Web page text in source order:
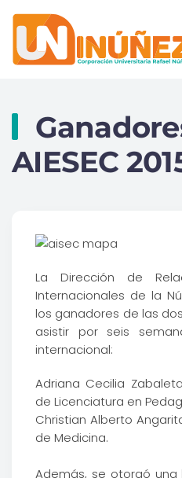
Skip to main content
AIESEC
La Dirección de
Internacionales de la
los ganadores de las
asistir por seis
internacional:
Adriana Cecilia
de Licenciatura en
Christian Alberto
de Medicina.
Además, se otorgó